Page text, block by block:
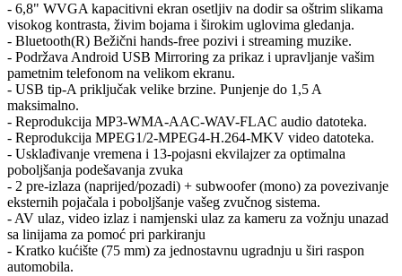
- 6,8" WVGA kapacitivni ekran osetljiv na dodir sa oštrim slikama
visokog kontrasta, živim bojama i širokim uglovima gledanja.
- Bluetooth(R) Bežični hands-free pozivi i streaming muzike.
- Podržava Android USB Mirroring za prikaz i upravljanje vašim
pametnim telefonom na velikom ekranu.
- USB tip-A priključak velike brzine. Punjenje do 1,5 A
maksimalno.
- Reprodukcija MP3-WMA-AAC-WAV-FLAC audio datoteka.
- Reprodukcija MPEG1/2-MPEG4-H.264-MKV video datoteka.
- Usklađivanje vremena i 13-pojasni ekvilajzer za optimalna
poboljšanja podešavanja zvuka
- 2 pre-izlaza (naprijed/pozadi) + subwoofer (mono) za povezivanje
eksternih pojačala i poboljšanje vašeg zvučnog sistema.
- AV ulaz, video izlaz i namjenski ulaz za kameru za vožnju unazad
sa linijama za pomoć pri parkiranju
- Kratko kućište (75 mm) za jednostavnu ugradnju u širi raspon
automobila.